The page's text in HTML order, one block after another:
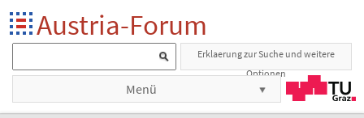
Austria-Forum
Erklaerung zur Suche und weitere
Optionen
Menü